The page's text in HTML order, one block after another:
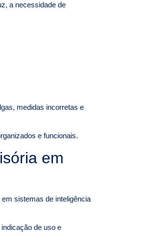
a necessidade de
medidas incorretas e
e funcionais.
em
sistemas de inteligência
de uso e